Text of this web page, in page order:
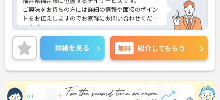
ご興味をお持ちの方には詳細の情報や面接のポイン
トをお伝えしますのでお気軽にお問い合わせくださ
いませ。
詳細を見る 無料 紹介してもらう